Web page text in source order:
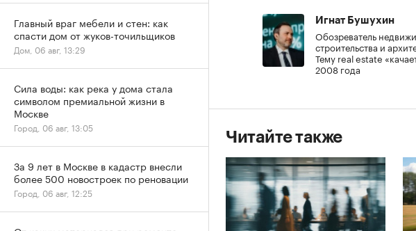
Игнат Бушухин
Обозреватель
строительства и
Тему real estate
2008 года
Читайте также
Главный враг мебели и стен: как
спасти дом от жуков-точильщиков
Дом, 06 авг, 13:29
Сила воды: как река у дома стала
символом премиальной жизни в
Москве
Город, 06 авг, 13:05
За 9 лет в Москве в кадастр внесли
более 500 новостроек по реновации
Город, 06 авг, 12:25